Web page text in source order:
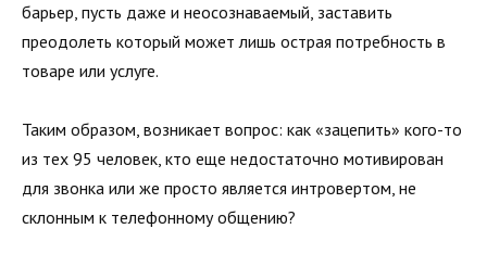
барьер, пусть даже и неосознаваемый, заставить
преодолеть который может лишь острая потребность в
товаре или услуге.
Таким образом, возникает вопрос: как «зацепить» кого-то
из тех 95 человек, кто еще недостаточно мотивирован
для звонка или же просто является интровертом, не
склонным к телефонному общению?